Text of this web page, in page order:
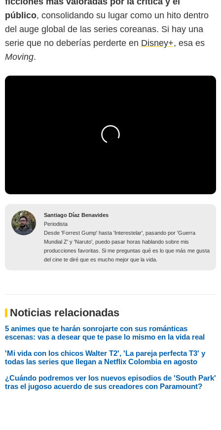
público, consolidando su lugar como un hito dentro
del auge global de las series coreanas. Si hay una
serie que no deberías perderte en Disney+, esa es
Moving.
Santiago Díaz Benavides
Periodista
Desde 'Forrest Gump' hasta 'Interestelar', pasando por 'Guerra
Mundial Z' y 'Naruto', puedo pasar horas hablando sobre mis
producciones favoritas. Si me preguntas qué es lo que más me gusta
del cine te diré que es mucho mejor que la vida.
Noticias relacionadas
5 animes que te harán sonrojarte con sus románticas
escenas: vas a desear que te pase lo mismo en la vida real
'Mi vida con los chicos Walter T2', 'La pareja perfecta T3' y
todas las series que llegan a Netflix Colombia en agosto
¿Cuándo podremos ver los nuevos episodios de 'South Park'
tras el jugoso acuerdo de sus creadores con Paramount?